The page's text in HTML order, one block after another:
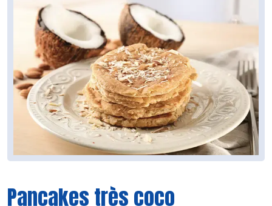
Pancakes très coco